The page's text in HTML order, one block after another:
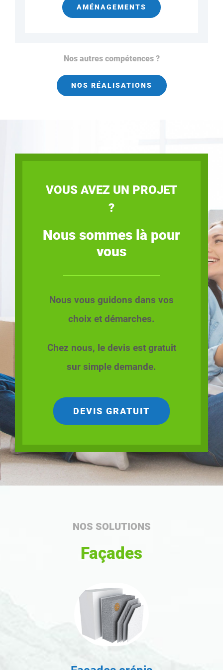
AMÉNAGEMENTS
Nos autres compétences ?
NOS RÉALISATIONS
VOUS AVEZ UN PROJET
?
Nous sommes là pour
vous
Nous vous guidons dans vos
choix et démarches.
Chez nous, le devis est gratuit
sur simple demande.
DEVIS GRATUIT
NOS SOLUTIONS
Façades